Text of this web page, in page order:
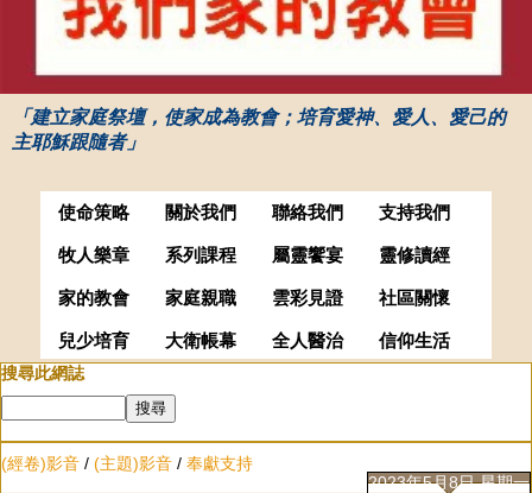
「建立家庭祭壇，使家成為教會；培育愛神、愛人、愛己的
主耶穌跟隨者」
使命策略 關於我們 聯絡我們 支持我們
牧人樂章 系列課程 屬靈饗宴 靈修讀經
家的教會 家庭親職 雲彩見證 社區關懷
兒少培育 大衛帳幕 全人醫治
信仰生活
搜尋此網誌
(經卷)影音 / (主題)影音 / 奉獻支持
2023年5月8日 星期一